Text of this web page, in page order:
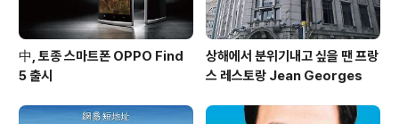
中, 토종 스마트폰 OPPO Find
5 출시
상해에서 분위기내고 싶을 땐 프랑
스 레스토랑 Jean Georges